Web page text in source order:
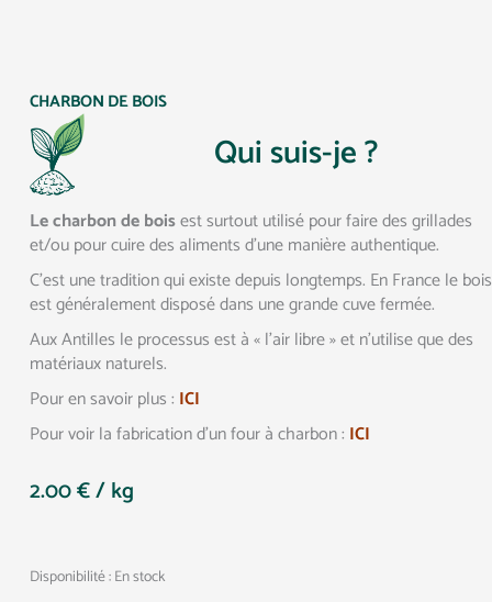
CHARBON DE BOIS
Qui suis-je ?
Le charbon de boisest surtout utilisé pour faire des grillades
et/ou pour cuire des aliments d’une manière authentique.
C’est une tradition qui existe depuis longtemps. En France le bois
est généralement disposé dans une grande cuve fermée.
Aux Antilles le processus est à « l’air libre » et n’utilise que des
matériaux naturels.
Pour en savoir plus : ICI
Pour voir la fabrication d’un four à charbon : ICI
2.00€/ kg
Disponibilité :En stock
Quantity